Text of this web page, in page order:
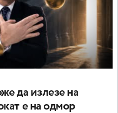
да излезе на
е на одмор